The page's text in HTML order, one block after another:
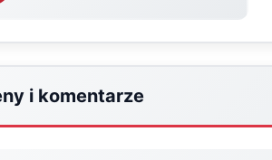
i komentarze